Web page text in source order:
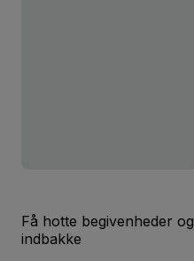
Få hotte begivenheder
indbakke